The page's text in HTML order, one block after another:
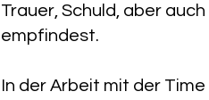
Trauer, Schuld, aber
empfindest.
In der Arbeit mit der